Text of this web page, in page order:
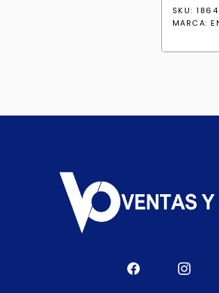
SKU:
MARCA: